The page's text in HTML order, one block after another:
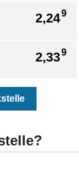
2,249
2,339